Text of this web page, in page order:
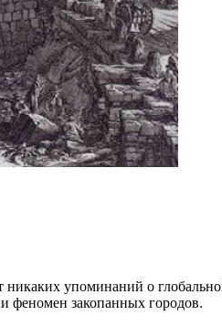
упоминаний о
феномен закопанных городов.